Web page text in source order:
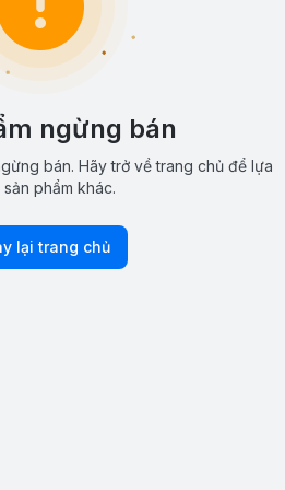
ngừng bán
bán. Hãy trở về trang chủ để lựa
phẩm khác.
lại trang chủ